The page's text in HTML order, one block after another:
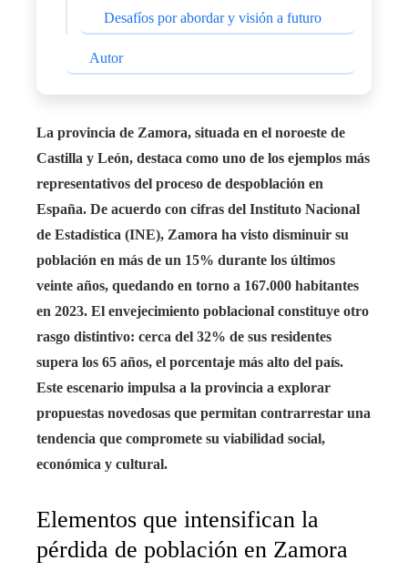
Desafíos por abordar y visión a futuro
Autor
La provincia de Zamora, situada en el noroeste de
Castilla y León, destaca como uno de los ejemplos más
representativos del proceso de despoblación en
España. De acuerdo con cifras del Instituto Nacional
de Estadística (INE), Zamora ha visto disminuir su
población en más de un 15% durante los últimos
veinte años, quedando en torno a 167.000 habitantes
en 2023. El envejecimiento poblacional constituye otro
rasgo distintivo: cerca del 32% de sus residentes
supera los 65 años, el porcentaje más alto del país.
Este escenario impulsa a la provincia a explorar
propuestas novedosas que permitan contrarrestar una
tendencia que compromete su viabilidad social,
económica y cultural.
Elementos que intensifican la
pérdida de población en Zamora